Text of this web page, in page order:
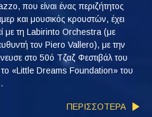
που είναι ένας περιζήτητος
και μουσικός κρουστών, έχει
με τη Labirinto Orchestra (με
τον Piero Vallero), με την
στο 50ό Τζαζ Φεστιβάλ του
το «Little Dreams Foundation» του
ΠΕΡΙΣΣΟΤΕΡΑ